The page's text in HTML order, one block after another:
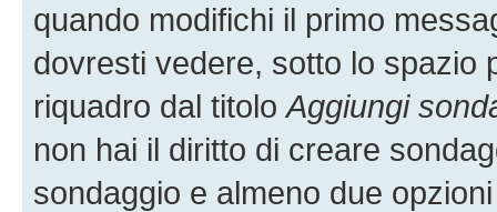
quando modifichi il primo
dovresti vedere, sotto lo spazio
riquadro dal titoloAggiungi
non hai il diritto di creare
sondaggio e almeno due